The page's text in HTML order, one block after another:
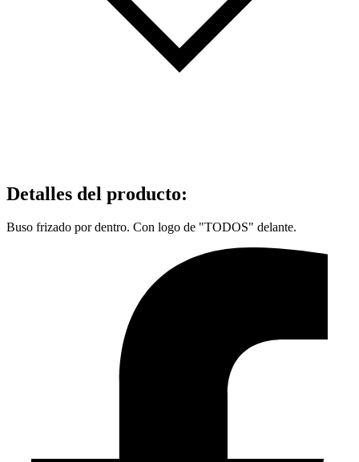
Detalles del producto:
Buso frizado por dentro. Con logo de "TODOS" delante.